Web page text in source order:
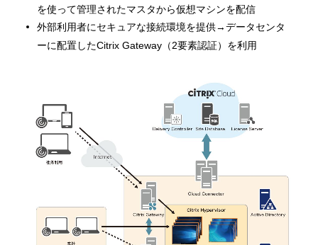
を使って管理されたマスタから仮想マシンを配信
外部利用者にセキュアな接続環境を提供→データセンタ
ーに配置したCitrix Gateway（2要素認証）を利用